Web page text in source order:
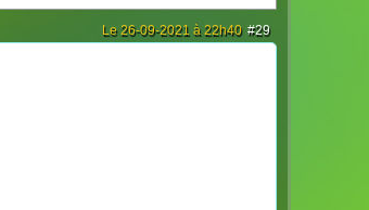
#29
Le 26-09-2021 à 22h40